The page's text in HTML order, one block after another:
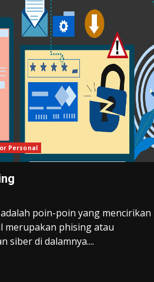
Personal
poin-poin yang mencirikan
merupakan phising atau
siber di dalamnya....